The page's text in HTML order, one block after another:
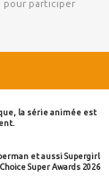
pour participer
la série animée est
et aussi Supergirl
Super Awards 2026